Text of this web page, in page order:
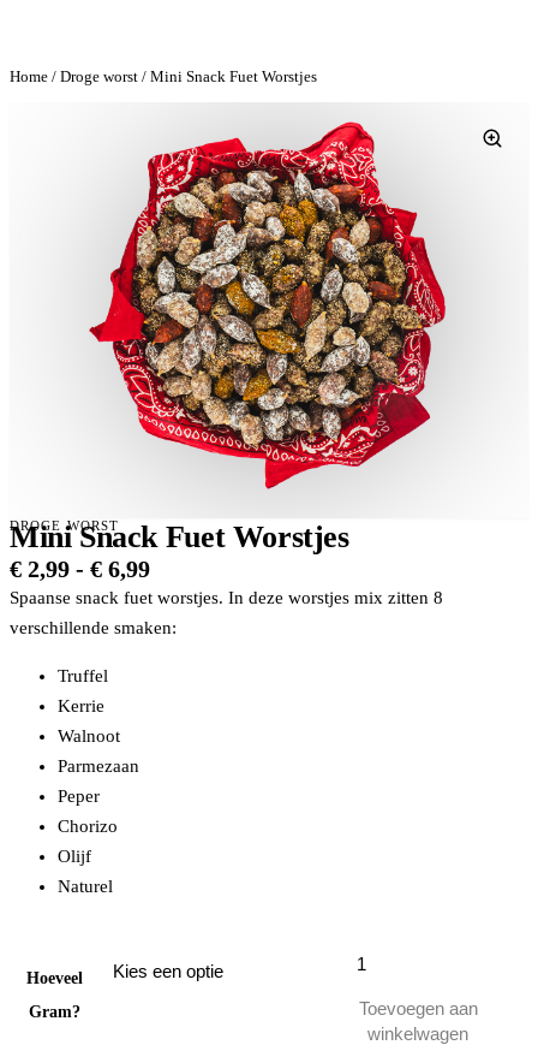
Home / Droge worst / Mini Snack Fuet Worstjes
DROGE WORST
Mini Snack Fuet Worstjes
€ 2,99 - € 6,99Prijsklasse:
€ 2,99
tot
Spaanse snack fuet worstjes. In deze worstjes mix zitten 8
verschillende smaken:
Truffel
Kerrie
Walnoot
Parmezaan
Peper
Chorizo
Olijf
Naturel
Hoeveel
Gram?
WorstjesToevoegen aan
winkelwagen